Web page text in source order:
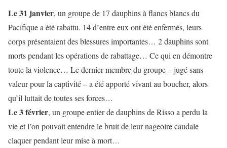
Le 31 janvier, un groupe de 17 dauphins à flancs blancs du
Pacifique a été rabattu. 14 d’entre eux ont été enfermés, leurs
corps présentaient des blessures importantes… 2 dauphins sont
morts pendant les opérations de rabattage… Ce qui en démontre
toute la violence… Le dernier membre du groupe – jugé sans
valeur pour la captivité – a été apporté vivant au boucher, alors
qu’il luttait de toutes ses forces…
Le 3 février, un groupe entier de dauphins de Risso a perdu la
vie et l’on pouvait entendre le bruit de leur nageoire caudale
claquer pendant leur mise à mort…